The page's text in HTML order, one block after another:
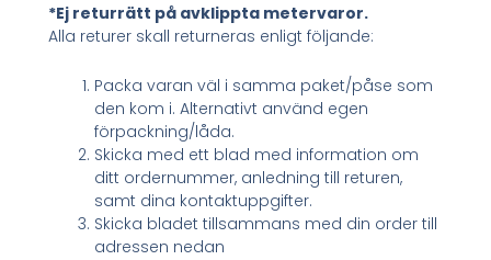
*Ej returrätt på avklippta metervaror.
Alla returer skall returneras enligt följande:
Packa varan väl i samma paket/påse som
den kom i. Alternativt använd egen
förpackning/låda.
Skicka med ett blad med information om
ditt ordernummer, anledning till returen,
samt dina kontaktuppgifter.
Skicka bladet tillsammans med din order till
adressen nedan